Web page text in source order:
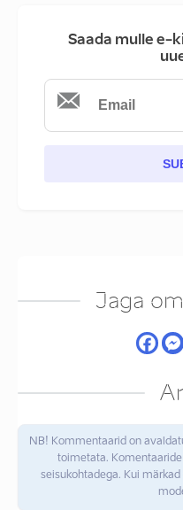
Saada mulle e-
Jaga
NB! Kommentaarid on
toimetata.
seisukohtadega. Kui